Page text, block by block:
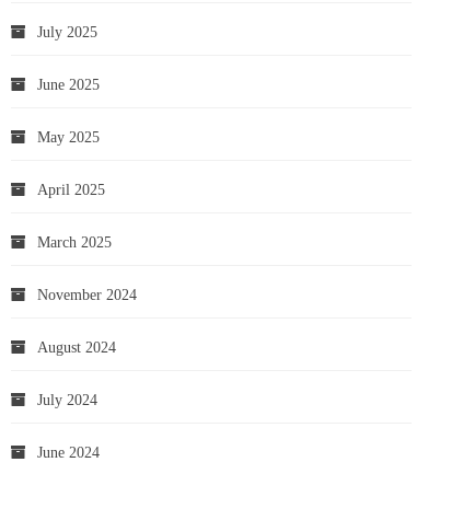
July 2025
June 2025
May 2025
April 2025
March 2025
November 2024
August 2024
July 2024
June 2024